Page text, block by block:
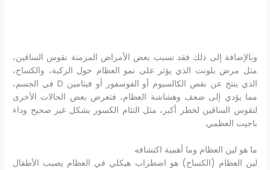
وبالإضافة إلى ذلك فقد تسبب بعض الأمراض المزمنة تقوس الساقين،
مثل مرض بلونت الذي يؤثر على نمو العظام حول الركبة، والكساح،
الذي ينتج عن نقص الكالسيوم أو الفوسفور أو فيتامين D في الجسم،
مما يؤدي إلى ضعف وهشاشة العظام، فتعرض بعض الحالات الأخرى
لتقوس الساقين لخطر أكبر، مثل التئام الكسور بشكل غير صحيح وداء
باجيت العظمي.
ما هو لين العظام وما أهمية اكتشافه
لين العظام (الكساح) هو اضطراب هيكلي في العظام يصيب الأطفال